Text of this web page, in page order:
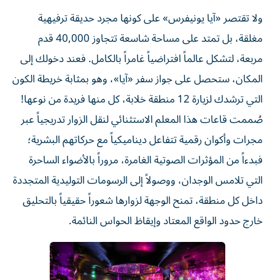
ولا تقتصر «آيا يونيفرس» على كونها مجرد حديقة ترفيهية
مغلقة، بل تمتد على مساحة شاسعة تتجاوز 40,000 قدم
مربعة، لتشكل عالماً افتراضياً غامراً بالكامل. فعند دخولك إلى
المكان، ستحصل على جواز سفر «آيا»، وهو بمثابة خريطة الكون
التي ترشدك لزيارة 12 منطقة خلابة، كل منها فريدة من نوعها!
صُممت قاعات هذا المعلم الاستثنائي لنقل الزوار تدريجياً عبر
مجرات وأكوان رقمية تتفاعل ديناميكياً مع حركاتهم البشرية؛
فبدءاً من المؤثرات الصوتية الغامرة، مروراً بالأضواء الساحرة
التي تلامس الوجدان، ووصولاً إلى الرسومات التوليدية المتجددة
داخل كل منطقة، تمنح الوجهة لزوارها شعوراً حقيقياً بالتحليق
خارج حدود الواقع المعتاد وإيقاظ الحواس النائمة.